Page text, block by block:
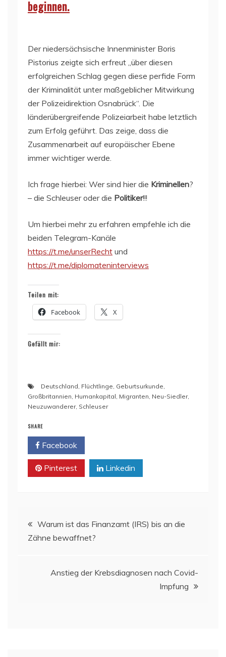
beginnen.
Der niedersächsische Innenminister Boris
Pistorius zeigte sich erfreut „über diesen
erfolgreichen Schlag gegen diese perfide Form
der Kriminalität unter maßgeblicher Mitwirkung
der Polizeidirektion Osnabrück“. Die
länderübergreifende Polizeiarbeit habe letztlich
zum Erfolg geführt. Das zeige, dass die
Zusammenarbeit auf europäischer Ebene
immer wichtiger werde.
Ich frage hierbei: Wer sind hier die Kriminellen?
– die Schleuser oder die Politiker!!!
Um hierbei mehr zu erfahren empfehle ich die
beiden Telegram-Kanäle
https://t.me/unserRecht und
https://t.me/diplomateninterviews
Teilen mit:
Facebook X
Gefällt mir:
Deutschland Flüchtlinge Geburtsurkunde
Großbritannien Humankapital Migranten Neu-Siedler,
Neuzuwanderer, Schleuser
SHARE
Facebook
Pinterest Linkedin
Beitragsnavigation
Warum ist das Finanzamt (IRS) bis an die
Zähne bewaffnet?
Anstieg der Krebsdiagnosen nach Covid-
Impfung